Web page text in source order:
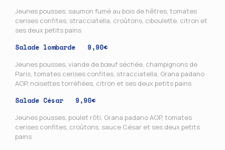
Jeunes pousses, saumon fumé au bois de hêtres, tomates
cerises confites, stracciatella, croûtons, ciboulette, citron et
ses deux petits pains
Salade lombarde 9,90€
Jeunes pousses, viande de bœuf séchée, champignons de
Paris, tomates cerises confites, stracciatella, Grana padano
AOP, noisettes torréfiées, citron et ses deux petits pains
Salade César 9,90€
Jeunes pousses, poulet rôti, Grana padano AOP, tomates
cerises confites, croûtons, sauce César et ses deux petits
pains